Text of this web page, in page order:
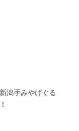
潟手みやげぐる